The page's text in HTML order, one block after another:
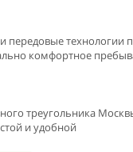
передовые технологии
комфортное
треугольника
и удобной